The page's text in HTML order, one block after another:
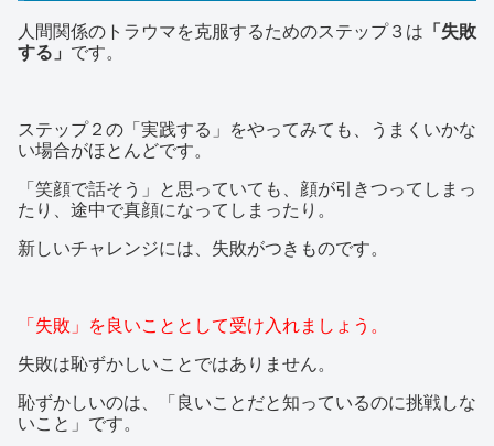
人間関係のトラウマを克服するためのステップ３は 「失敗
する」 です。
ステップ２の「実践する」をやってみても、うまくいかな
い場合がほとんどです。
「笑顔で話そう」と思っていても、顔が引きつってしまっ
たり、途中で真顔になってしまったり。
新しいチャレンジには、失敗がつきものです。
「失敗」を良いこととして受け入れましょう。
失敗は恥ずかしいことではありません。
恥ずかしいのは、「良いことだと知っているのに挑戦しな
いこと」です。